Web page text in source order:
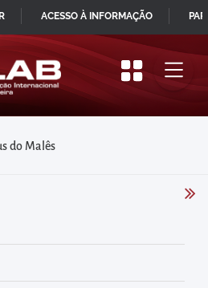
do Malês
IR
PARA
CONTEÚDO
ACESSO À INFORMAÇÃO